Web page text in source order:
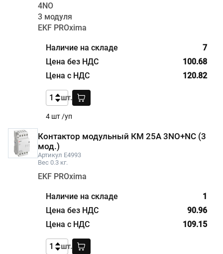
4NО
3 модуля
EKF PROxima
7
4 шт /уп
100.68
120.82
шт.
Контактор модульный КМ 25А 3NО+NC (3
мод.)
Артикул E4993
Вес 0.3 кг.
EKF PROxima
1
90.96
109.15
шт.